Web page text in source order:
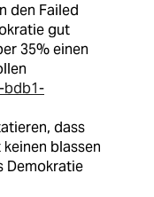
den Failed
gut
35% einen
bdb1-
dass
blassen
Demokratie